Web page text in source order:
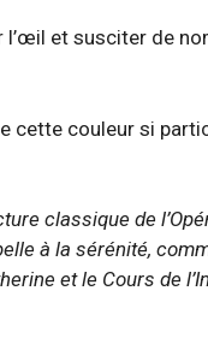
l’œil et susciter de
cette couleur si
classique de
à la sérénité,
et le Cours de